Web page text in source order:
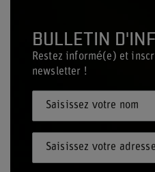
BULLETIN
Restez informé(e) et
newsletter !
Saisissez votre nom
Saisissez votre